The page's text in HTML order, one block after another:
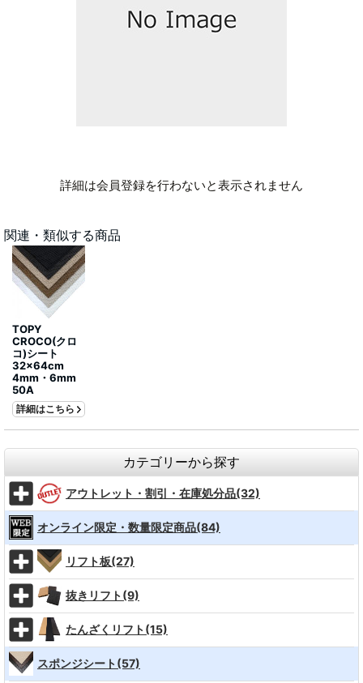
詳細は会員登録を行わないと表示されません
関連・類似する商品
TOPY
CROCO(クロ
コ)シート
32×64cm
4mm・6mm
50A
詳細はこちら
カテゴリーから探す
アウトレット・割引・在庫処分品(32)
オンライン限定・数量限定商品(84)
リフト板(27)
抜きリフト(9)
たんざくリフト(15)
スポンジシート(57)